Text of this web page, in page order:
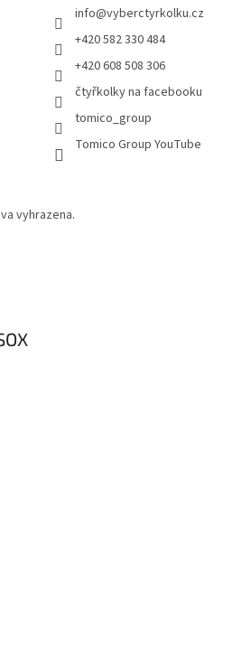
info@vyberctyrkolku.cz
+420 582 330 484
+420 608 508 306
čtyřkolky na facebooku
tomico_group
Tomico Group YouTube
vyhrazena.